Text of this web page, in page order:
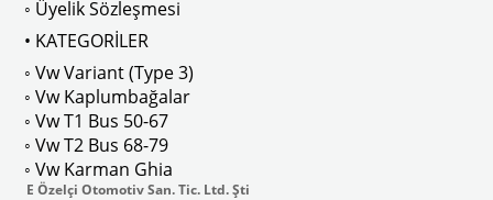
◦ Üyelik Sözleşmesi
• KATEGORİLER
◦ Vw Variant (Type 3)
◦ Vw Kaplumbağalar
◦ Vw T1 Bus 50-67
◦ Vw T2 Bus 68-79
◦ Vw Karman Ghia
E Özelçi Otomotiv San. Tic. Ltd. Şti